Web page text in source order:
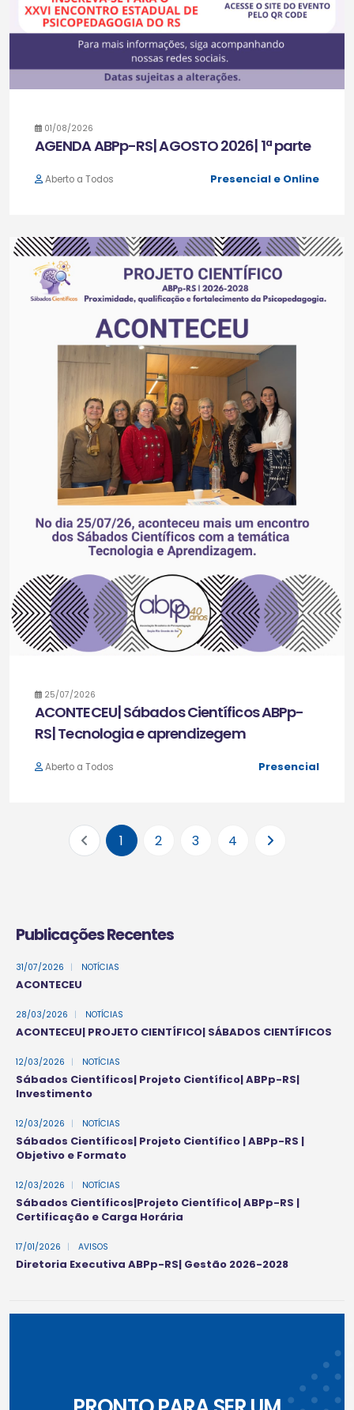
01/08/2026
AGENDA ABPp-RS| AGOSTO 2026| 1ª parte
Presencial e Online
Aberto a Todos
25/07/2026
ACONTECEU| Sábados Científicos ABPp-
RS| Tecnologia e aprendizegem
Presencial
Aberto a Todos
1 2 3 4
Publicações Recentes
31/07/2026 | NOTÍCIAS
ACONTECEU
28/03/2026 | NOTÍCIAS
ACONTECEU| PROJETO CIENTÍFICO| SÁBADOS CIENTÍFICOS
12/03/2026 | NOTÍCIAS
Sábados Científicos| Projeto Científico| ABPp-RS|
Investimento
12/03/2026 | NOTÍCIAS
Sábados Científicos| Projeto Científico | ABPp-RS |
Objetivo e Formato
12/03/2026 | NOTÍCIAS
Sábados Científicos|Projeto Científico| ABPp-RS |
Certificação e Carga Horária
17/01/2026 | AVISOS
Diretoria Executiva ABPp-RS| Gestão 2026-2028